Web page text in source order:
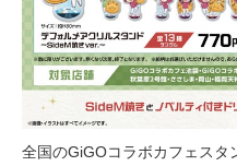
全国のGiGOコラボカフェス